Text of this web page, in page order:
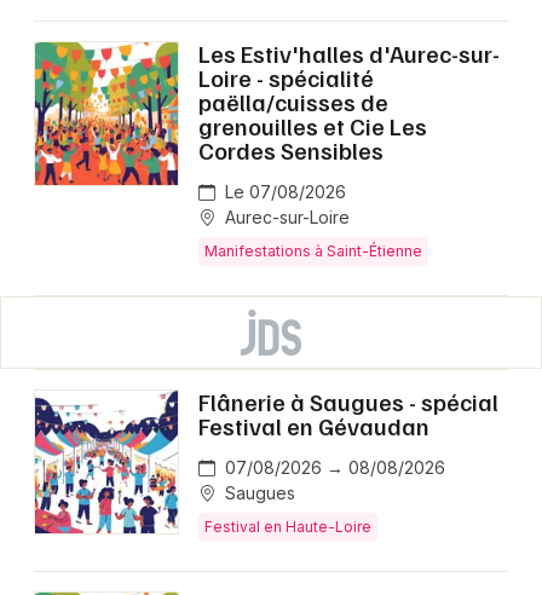
Les Estiv'halles d'Aurec-sur-
Loire - spécialité
paëlla/cuisses de
grenouilles et Cie Les
Cordes Sensibles
Le 07/08/2026
Aurec-sur-Loire
Manifestations à Saint-Étienne
Flânerie à Saugues - spécial
Festival en Gévaudan
07/08/2026 → 08/08/2026
Saugues
Festival en Haute-Loire